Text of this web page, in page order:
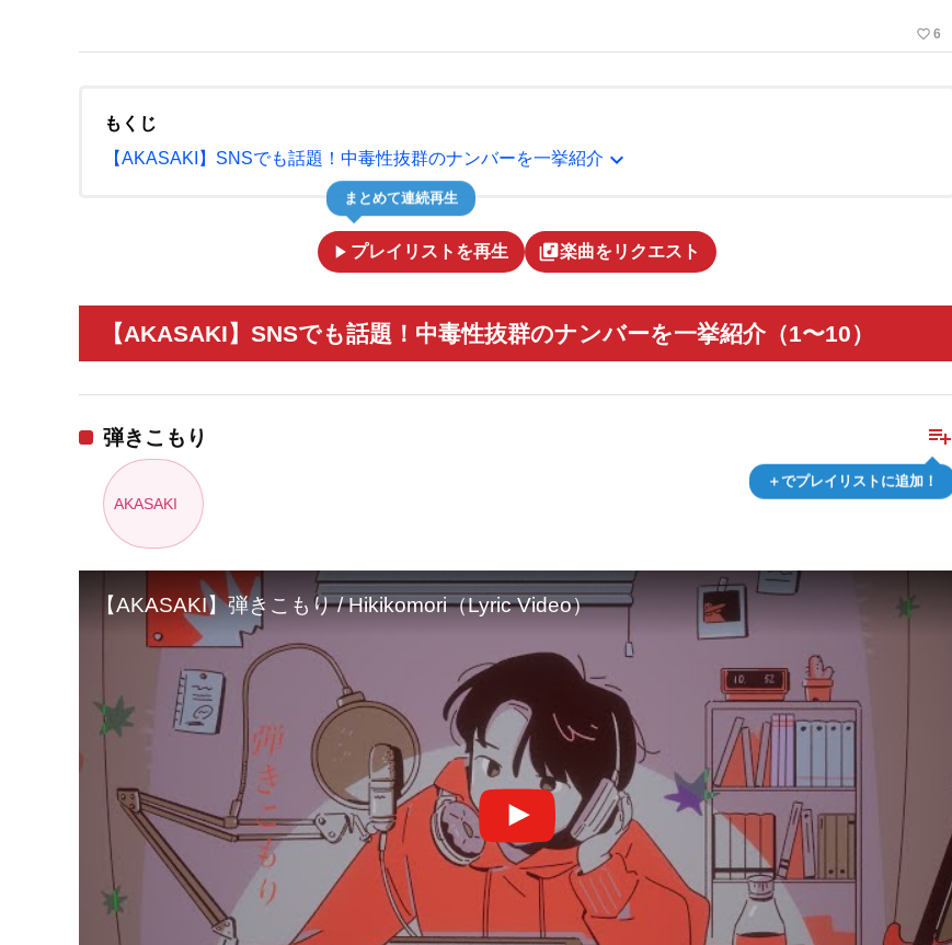
favorite_border 6
もくじ
【AKASAKI】SNSでも話題！中毒性抜群のナンバーを一挙紹介 expand_more
play_arrow プレイリストを再生
まとめて連続再生
library_music楽曲をリクエスト
【AKASAKI】SNSでも話題！中毒性抜群のナンバーを一挙紹介（1〜10）
playlist_add
＋でプレイリストに追加！
弾きこもり
AKASAKI
【AKASAKI】弾きこもり / Hikikomori（Lyric Video）